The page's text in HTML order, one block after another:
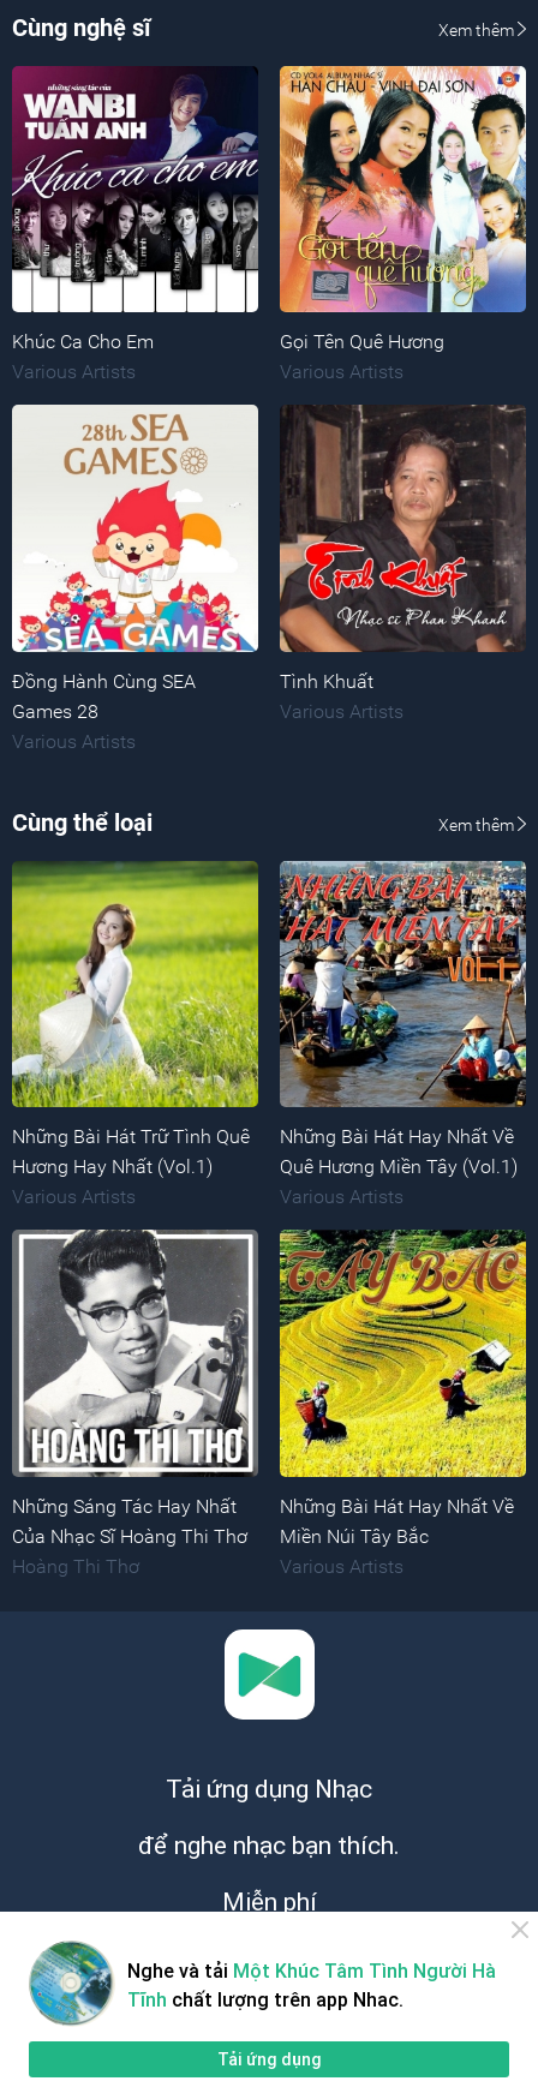
Cùng nghệ sĩ Xem thêm
Khúc Ca Cho Em
Various Artists
Gọi Tên Quê Hương
Various Artists
Đồng Hành Cùng SEA
Games 28
Various Artists
Tình Khuất
Various Artists
Cùng thể loại Xem thêm
Những Bài Hát Trữ Tình Quê
Hương Hay Nhất (Vol.1)
Various Artists
Những Bài Hát Hay Nhất Về
Quê Hương Miền Tây (Vol.1)
Various Artists
Những Sáng Tác Hay Nhất
Của Nhạc Sĩ Hoàng Thi Thơ
Hoàng Thi Thơ
Những Bài Hát Hay Nhất Về
Miền Núi Tây Bắc
Various Artists
Tải ứng dụng Nhạc
để nghe nhạc bạn thích.
Miễn phí
Hỗ trợ
Nghe và tải Một Khúc Tâm Tình Người Hà
Tĩnh chất lượng trên app Nhac.
Tải ứng dụng